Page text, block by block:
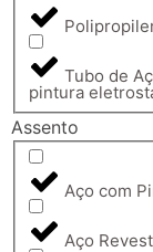
Tubo de
pintura
Assento
Aço com
Aço